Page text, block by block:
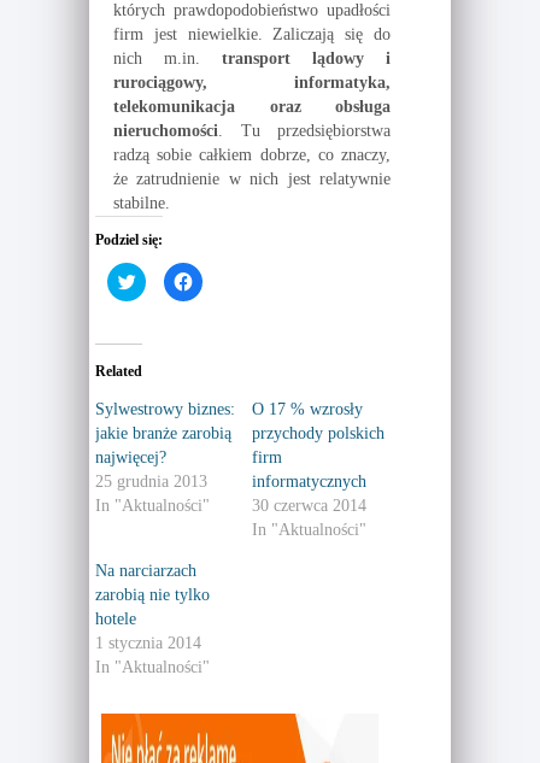
których prawdopodobieństwo upadłości
firm jest niewielkie. Zaliczają się do
nich m.in. transport lądowy i
rurociągowy, informatyka,
telekomunikacja oraz obsługa
nieruchomości. Tu przedsiębiorstwa
radzą sobie całkiem dobrze, co znaczy,
że zatrudnienie w nich jest relatywnie
stabilne.
Podziel się:
C
l
t
o
s
a
e
o
n
T
i
r
(
O
p
n
s
i
e
w
w
i
C
l
a
e
F
a
c
o
k
(
e
n
s
n
w
w
Related
Sylwestrowy biznes:
jakie branże zarobią
najwięcej?
25 grudnia 2013
In "Aktualności"
O 17 % wzrosły
przychody polskich
firm
informatycznych
30 czerwca 2014
In "Aktualności"
Na narciarzach
zarobią nie tylko
hotele
1 stycznia 2014
In "Aktualności"